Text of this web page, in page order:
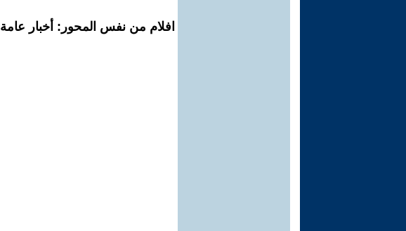
افلام من نفس المحور: أخبار عامة